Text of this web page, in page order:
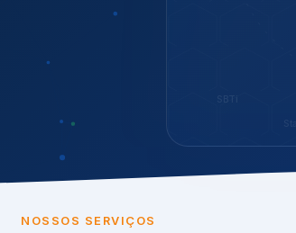
NOSSOS SERVIÇOS